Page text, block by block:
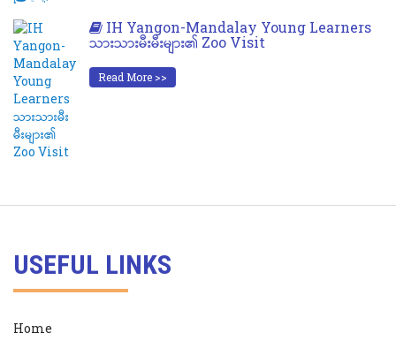
IH Yangon-Mandalay Young Learners
သားသားမီးမီးများ၏ Zoo Visit
Read More >>
USEFUL LINKS
Home